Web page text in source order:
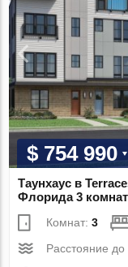
$ 754 990
Таунхаус в
Флорида 3
Комнат:3
Расстояние